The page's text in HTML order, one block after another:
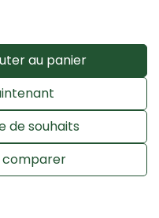
au panier
comparer
de souhaits